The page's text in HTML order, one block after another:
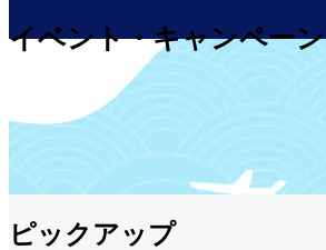
イベント・キャンペーン
ピックアップ